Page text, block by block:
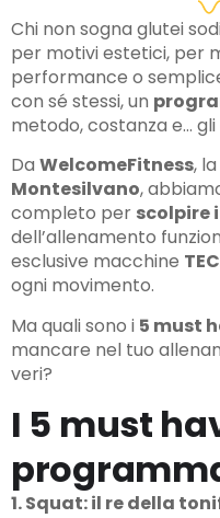
Chi non sogna glutei
per motivi estetici, per
performance o
con sé stessi, un
metodo, costanza e… gli
Da WelcomeFitness,
Montesilvano,
completo per scolpire
dell’allenamento
esclusive macchine
ogni movimento.
Ma quali sono i 5 must
mancare nel tuo
veri?
I 5 must
1. Squat: il re della